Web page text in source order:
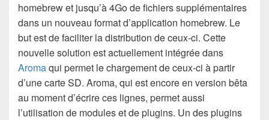
homebrew et jusqu’à 4Go de fichiers supplémentaires
dans un nouveau format d’application homebrew. Le
but est de faciliter la distribution de ceux-ci. Cette
nouvelle solution est actuellement intégrée dans
Aromaqui permet le chargement de ceux-ci à partir
d’une carte SD. Aroma, qui est encore en version bêta
au moment d’écrire ces lignes, permet aussi
l’utilisation de modules et de plugins. Un des plugins